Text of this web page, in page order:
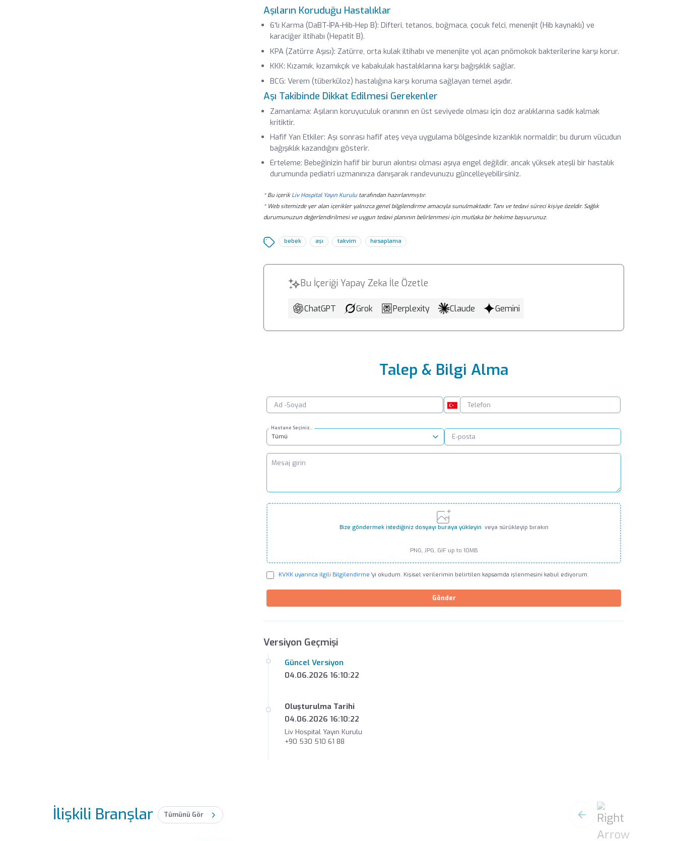
Aşıların Koruduğu Hastalıklar
6'lı Karma (DaBT-İPA-Hib-Hep B): Difteri, tetanos, boğmaca, çocuk felci, menenjit (Hib kaynaklı) ve
karaciğer iltihabı (Hepatit B).
KPA (Zatürre Aşısı): Zatürre, orta kulak iltihabı ve menenjite yol açan pnömokok bakterilerine karşı korur.
KKK: Kızamık, kızamıkçık ve kabakulak hastalıklarına karşı bağışıklık sağlar.
BCG: Verem (tüberküloz) hastalığına karşı koruma sağlayan temel aşıdır.
Aşı Takibinde Dikkat Edilmesi Gerekenler
Zamanlama: Aşıların koruyuculuk oranının en üst seviyede olması için doz aralıklarına sadık kalmak
kritiktir.
Hafif Yan Etkiler: Aşı sonrası hafif ateş veya uygulama bölgesinde kızarıklık normaldir; bu durum vücudun
bağışıklık kazandığını gösterir.
Erteleme: Bebeğinizin hafif bir burun akıntısı olması aşıya engel değildir, ancak yüksek ateşli bir hastalık
durumunda pediatri uzmanınıza danışarak randevunuzu güncelleyebilirsiniz.
* Bu içerik Liv Hospital Yayın Kurulutarafından hazırlanmıştır.
* Web sitemizde yer alan içerikler yalnızca genel bilgilendirme amacıyla sunulmaktadır. Tanı ve tedavi süreci kişiye özeldir. Sağlık
durumunuzun değerlendirilmesi ve uygun tedavi planının belirlenmesi için mutlaka bir hekime başvurunuz.
bebek aşı takvim hesaplama
Bu İçeriği Yapay Zeka İle Özetle
ChatGPT Grok Perplexity Claude Gemini
Talep & Bilgi Alma
Hastane Seçiniz..
Tümü
Bize göndermek istediğiniz dosyayı buraya yükleyin veya sürükleyip bırakın
PNG, JPG, GIF up to 10MB
KVKK uyarınca ilgili Bilgilendirme 'yi okudum. Kişisel verilerimin belirtilen kapsamda işlenmesini kabul ediyorum.
Gönder
Versiyon Geçmişi
Güncel Versiyon
04.06.2026 16:10:22
Oluşturulma Tarihi
04.06.2026 16:10:22
Liv Hospital Yayın Kurulu
+90 530 510 61 88
İlişkili Branşlar Tümünü Gör